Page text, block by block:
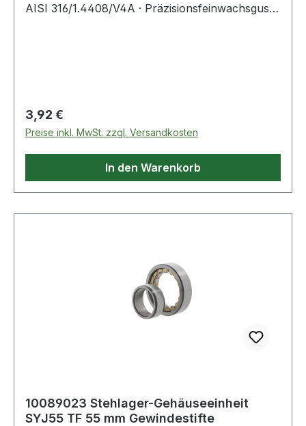
AISI 316/1.4408/V4A · Präzisionsfeinwachsguss ·
Regulärer Preis:
3,92 €
Preise inkl. MwSt. zzgl. Versandkosten
In den Warenkorb
10089023 Stehlager-Gehäuseeinheit
SYJ55 TF 55 mm Gewindestifte